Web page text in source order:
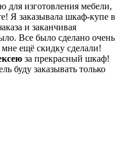
для изготовления мебели,
Я заказывала шкаф-купе в
и заканчивая
Все было сделано очень
ещё скидку сделали!
за прекрасный шкаф!
буду заказывать только